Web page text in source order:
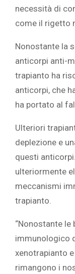
necessità di
come il rigetto
Nonostante la
anticorpi anti-
trapianto ha
anticorpi, che
ha portato al
Ulteriori
deplezione e
questi
ulteriormente
meccanismi
trapianto.
“Nonostante
immunologico
xenotrapianto
rimangono i